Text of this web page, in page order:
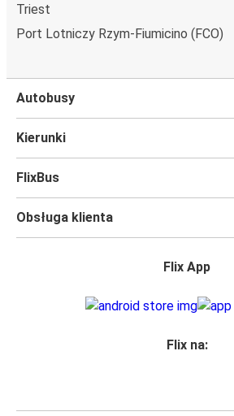
Triest
Port Lotniczy Rzym-Fiumicino (FCO)
Autobusy
Kierunki
FlixBus
Obsługa klienta
Flix App
Flix na: